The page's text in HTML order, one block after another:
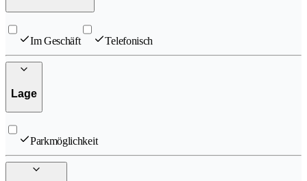
Im Geschäft Telefonisch
Lage
Parkmöglichkeit